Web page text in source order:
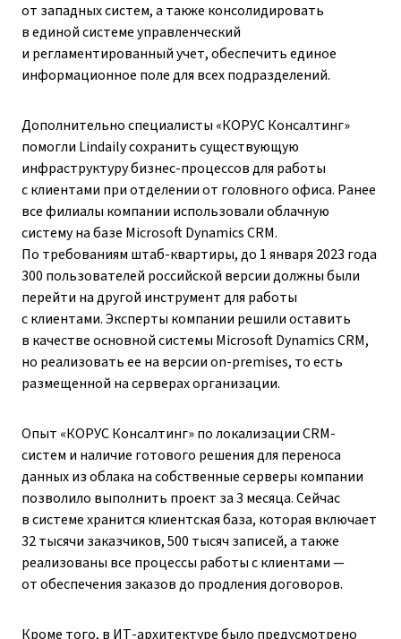
от западных систем, а также консолидировать
в единой системе управленческий
и регламентированный учет, обеспечить единое
информационное поле для всех подразделений.
Дополнительно специалисты «КОРУС Консалтинг»
помогли Lindaily сохранить существующую
инфраструктуру бизнес-процессов для работы
с клиентами при отделении от головного офиса. Ранее
все филиалы компании использовали облачную
систему на базе Microsoft Dynamics CRM.
По требованиям штаб-квартиры, до 1 января 2023 года
300 пользователей российской версии должны были
перейти на другой инструмент для работы
с клиентами. Эксперты компании решили оставить
в качестве основной системы Microsoft Dynamics CRM,
но реализовать ее на версии on-premises, то есть
размещенной на серверах организации.
Опыт «КОРУС Консалтинг» по локализации CRM-
систем и наличие готового решения для переноса
данных из облака на собственные серверы компании
позволило выполнить проект за 3 месяца. Сейчас
в системе хранится клиентская база, которая включает
32 тысячи заказчиков, 500 тысяч записей, а также
реализованы все процессы работы с клиентами —
от обеспечения заказов до продления договоров.
Кроме того, в ИТ-архитектуре было предусмотрено